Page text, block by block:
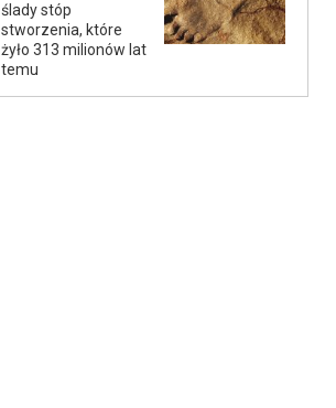
ślady stóp
stworzenia, które
żyło 313 milionów lat
temu